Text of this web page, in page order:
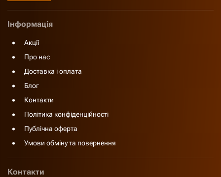
Інформація
Акції
Про нас
Доставка і оплата
Блог
Контакти
Політика конфіденційності
Публічна оферта
Умови обміну та повернення
Контакти